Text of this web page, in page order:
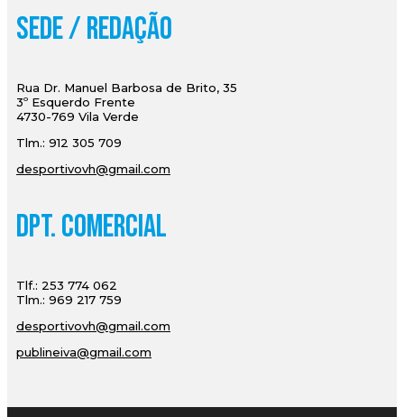
Sede / Redação
Rua Dr. Manuel Barbosa de Brito, 35
3º Esquerdo Frente
4730-769 Vila Verde
Tlm.: 912 305 709
desportivovh@gmail.com
Dpt. Comercial
Tlf.: 253 774 062
Tlm.: 969 217 759
desportivovh@gmail.com
publineiva@gmail.com